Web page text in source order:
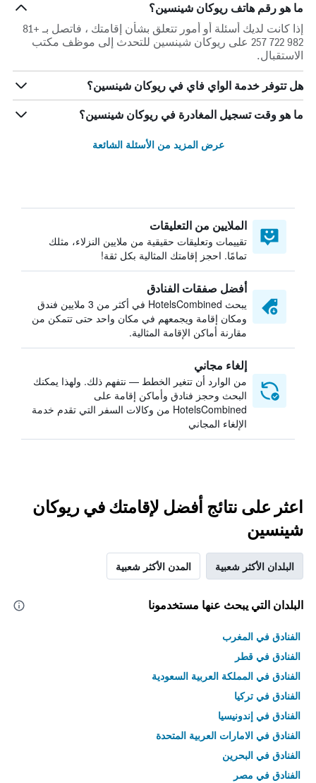
ما هو رقم هاتف ريوكان شينسين؟
إذا كانت لديك أسئلة أو أمور تتعلق بشأن إقامتك ، فاتصل بـ +81
982 722 257 على ريوكان شينسين للتحدث إلى موظف مكتب
الاستقبال.
هل تتوفر خدمة الواي فاي في ريوكان شينسين؟
ما هو وقت تسجيل المغادرة في ريوكان شينسين؟
عرض المزيد من الأسئلة الشائعة
الملايين من التعليقات
تقييمات وتعليقات حقيقية من ملايين النزلاء، مثلك
تمامًا. احجز إقامتك المثالية بكل ثقة!
أفضل صفقات الفنادق
يبحث HotelsCombined في أكثر من 3 ملايين فندق
ومكان إقامة ويجمعهم في مكان واحد حتى تتمكن من
مقارنة أماكن الإقامة المثالية.
إلغاء مجاني
من الوارد أن تتغير الخطط — نتفهم ذلك. ولهذا يمكنك
البحث وحجز فنادق وأماكن إقامة على
HotelsCombined من وكالات السفر التي تقدم خدمة
الإلغاء المجاني
اعثر على نتائج أفضل لإقامتك في ريوكان
شينسين
البلدان الأكثر شعبية المدن الأكثر شعبية
البلدان التي يبحث عنها مستخدمونا
الفنادق في المغرب
الفنادق في قطر
الفنادق في المملكة العربية السعودية
الفنادق في تركيا
الفنادق في إندونيسيا
الفنادق في الامارات العربية المتحدة
الفنادق في البحرين
الفنادق في مصر